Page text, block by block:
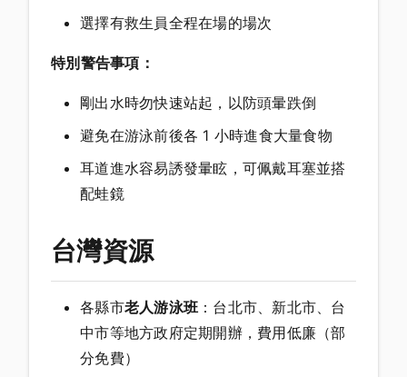
選擇有救生員全程在場的場次
特別警告事項：
剛出水時勿快速站起，以防頭暈跌倒
避免在游泳前後各 1 小時進食大量食物
耳道進水容易誘發暈眩，可佩戴耳塞並搭
配蛙鏡
台灣資源
各縣市老人游泳班：台北市、新北市、台
中市等地方政府定期開辦，費用低廉（部
分免費）